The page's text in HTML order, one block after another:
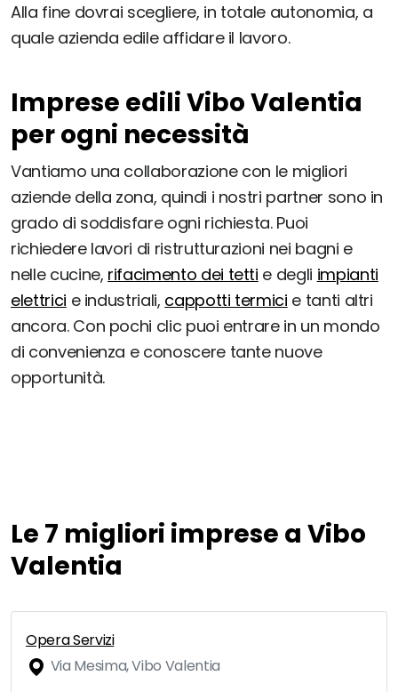
Alla fine dovrai scegliere, in totale autonomia, a
quale azienda edile affidare il lavoro.
Imprese edili Vibo Valentia
per ogni necessità
Vantiamo una collaborazione con le migliori
aziende della zona, quindi i nostri partner sono in
grado di soddisfare ogni richiesta. Puoi
richiedere lavori di ristrutturazioni nei bagni e
nelle cucine, rifacimento dei tetti e degli impianti
elettrici e industriali, cappotti termici e tanti altri
ancora. Con pochi clic puoi entrare in un mondo
di convenienza e conoscere tante nuove
opportunità.
Le 7 migliori imprese a Vibo
Valentia
Opera Servizi
Via Mesima, Vibo Valentia